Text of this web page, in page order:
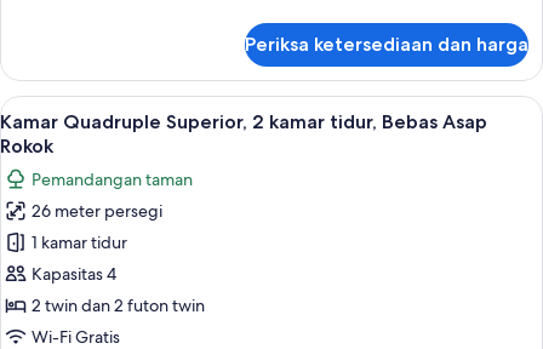
Asap
Rokok
Kamar
Quadruple
Superior,
2
tidur,
Bebas
Asap
Rokok
Periksa ketersediaan dan harga
Lihat
semua
foto
untuk
Kamar
Quadruple
Superior,
2
kamar
Kamar Quadruple Superior, 2 kamar
11
Kamar Quadruple Superior, 2 kamar tidur, Bebas Asap
Rokok
Pemandangan taman
26 meter persegi
1 kamar tidur
Kapasitas 4
2 twin dan 2 futon twin
Wi-Fi Gratis